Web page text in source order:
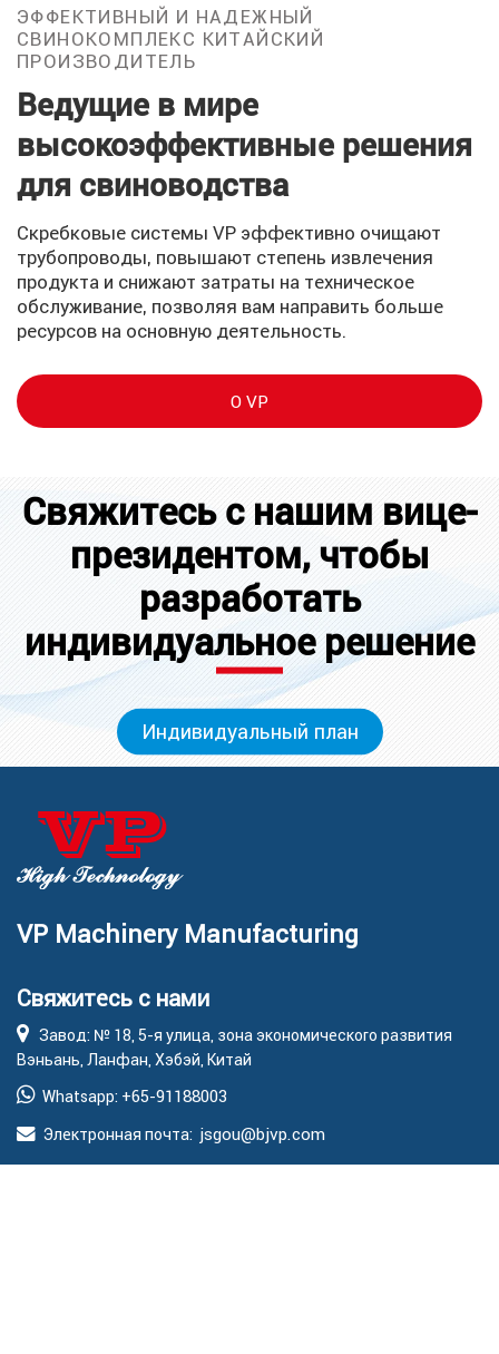
ЭФФЕКТИВНЫЙ И НАДЕЖНЫЙ
СВИНОКОМПЛЕКС КИТАЙСКИЙ
ПРОИЗВОДИТЕЛЬ
Ведущие в мире
высокоэффективные решения
для свиноводства
Скребковые системы VP эффективно очищают
трубопроводы, повышают степень извлечения
продукта и снижают затраты на техническое
обслуживание, позволяя вам направить больше
ресурсов на основную деятельность.
О VP
Свяжитесь с нашим вице-
президентом, чтобы
разработать
индивидуальное решение
Индивидуальный план
VP Machinery Manufacturing
Свяжитесь с нами
Завод: № 18, 5-я улица, зона экономического развития
Вэньань, Ланфан, Хэбэй, Китай
Whatsapp: +65-91188003
Электронная почта: jsgou@bjvp.com